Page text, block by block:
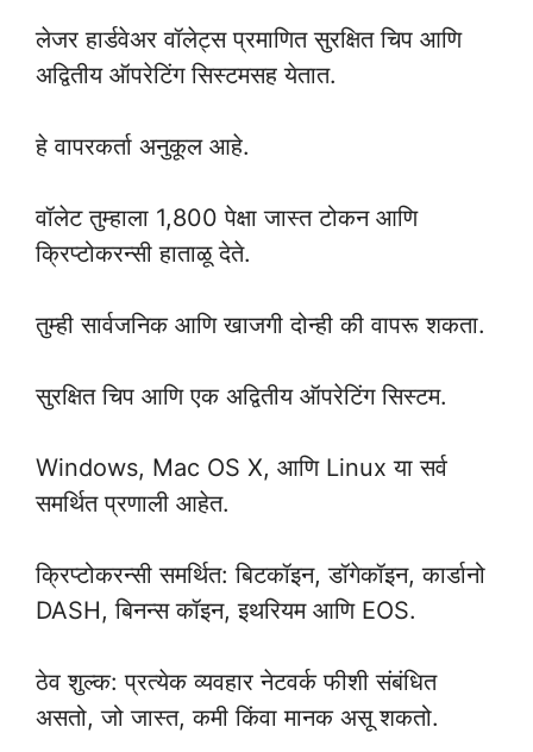
लेजर हार्डवेअर वॉलेट्स प्रमाणित सुरक्षित चिप आणि
अद्वितीय ऑपरेटिंग सिस्टमसह येतात.
हे वापरकर्ता अनुकूल आहे.
वॉलेट तुम्हाला 1,800 पेक्षा जास्त टोकन आणि
क्रिप्टोकरन्सी हाताळू देते.
तुम्ही सार्वजनिक आणि खाजगी दोन्ही की वापरू शकता.
सुरक्षित चिप आणि एक अद्वितीय ऑपरेटिंग सिस्टम.
Windows, Mac OS X, आणि Linux या सर्व
समर्थित प्रणाली आहेत.
क्रिप्टोकरन्सी समर्थित: बिटकॉइन, डॉगेकॉइन, कार्डानो
DASH, बिनन्स कॉइन, इथरियम आणि EOS.
ठेव शुल्क: प्रत्येक व्यवहार नेटवर्क फीशी संबंधित
असतो, जो जास्त, कमी किंवा मानक असू शकतो.